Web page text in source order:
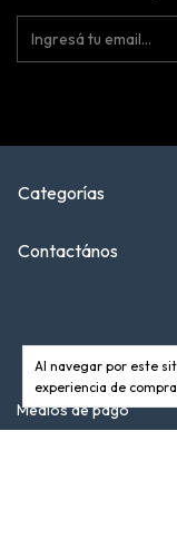
Al navegar por este
experiencia de
Categorías
Contactános
Medios de pago